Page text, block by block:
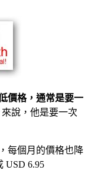
價格，通常是要一
來說，他是要一次
每個月的價格也降
USD 6.95